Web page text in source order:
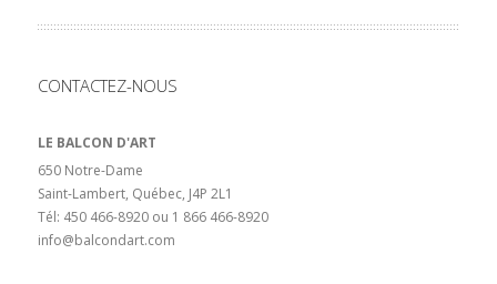
CONTACTEZ-NOUS
LE BALCON D'ART
650 Notre-Dame
Saint-Lambert, Québec, J4P 2L1
Tél: 450 466-8920 ou 1 866 466-8920
info@balcondart.com